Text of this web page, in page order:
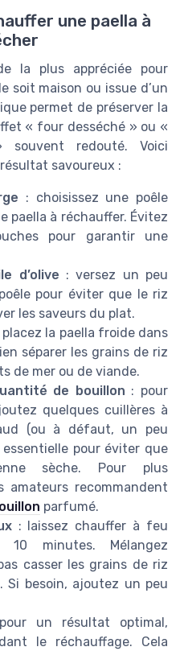
une paella à
la plus appréciée pour
soit maison ou issue d’un
permet de préserver la
« four desséché » ou «
souvent redouté. Voici
savoureux :
: choisissez une poêle
paella à réchauffer. Évitez
pour garantir une
d’olive : versez un peu
pour éviter que le riz
les saveurs du plat.
placez la paella froide dans
séparer les grains de riz
de mer ou de viande.
de bouillon : pour
quelques cuillères à
(ou à défaut, un peu
essentielle pour éviter que
sèche. Pour plus
amateurs recommandent
parfumé.
: laissez chauffer à feu
minutes. Mélangez
casser les grains de riz
Si besoin, ajoutez un peu
un résultat optimal,
le réchauffage. Cela